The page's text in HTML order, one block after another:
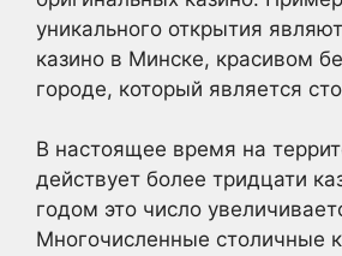
уникального открытия
казино в Минске, красивом
городе, который является
В настоящее время на
действует более тридцати
годом это число
Многочисленные столичные